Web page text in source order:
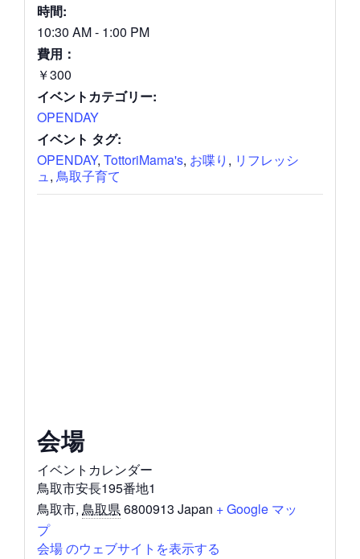
時間:
10:30 AM - 1:00 PM
費用：
￥300
イベントカテゴリー:
OPENDAY
イベント タグ:
OPENDAY, TottoriMama's, お喋り , リフレッシ
ュ, 鳥取子育て
会場
イベントカレンダー
鳥取市安長195番地1
鳥取市, 鳥取県6800913 Japan + Google マッ
プ
会場 のウェブサイトを表示する